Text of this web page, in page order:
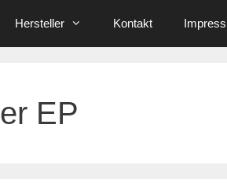
Hersteller Kontakt
EP